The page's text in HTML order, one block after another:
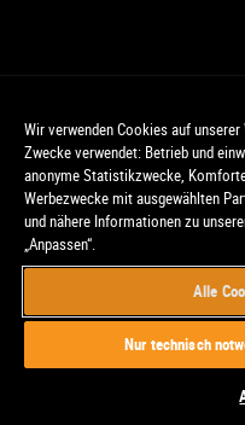
© CinemaxX. Alle Rechte
Wir verwenden Cookies auf
Zwecke verwendet: Betrieb und
anonyme Statistikzwecke,
Werbezwecke mit ausgewählten
und nähere Informationen zu
„Anpassen“.
Alle
Nur technisch